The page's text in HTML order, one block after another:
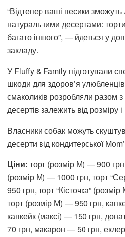
“Відтепер ваші песики
натуральними десертами:
багато іншого”, — йдеться у
закладу.
У Fluffy & Family підготували
шкоди для здоров’я
смаколиків розробляли разом
десертів залежить від розміру і
Власники собак можуть
десерти від кондитерської
Ціни: торт (розмір М) — 900
(розмір М) — 1000 грн, торт
950 грн, торт “Кісточка”
торт (розмір М) — 950 грн,
капкейк (максі) — 150 грн,
70 грн, макарон — 50 грн,